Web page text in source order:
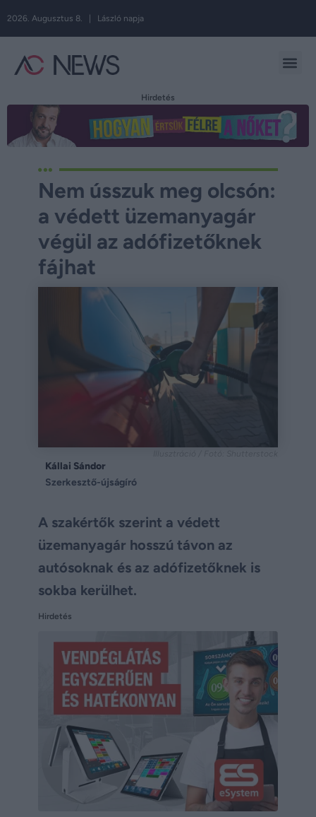
2026. Augusztus 8. | László napja
Hirdetés
Nem ússzuk meg olcsón:
a védett üzemanyagár
végül az adófizetőknek
fájhat
Kállai Sándor
Szerkesztő-újságíró
A szakértők szerint a védett
üzemanyagár hosszú távon az
autósoknak és az adófizetőknek is
sokba kerülhet.
Hirdetés